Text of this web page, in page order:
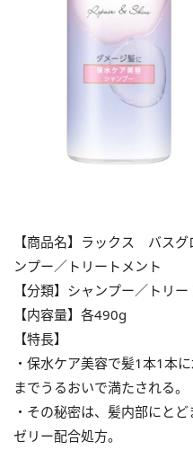
【商品名】ラックス バス
ンプー／トリートメント
【分類】シャンプー／トリ
【内容量】各490g
【特長】
・保水ケア美容で髪1本1本
までうるおいで満たされる。
・その秘密は、髪内部にと
ゼリー配合処方。